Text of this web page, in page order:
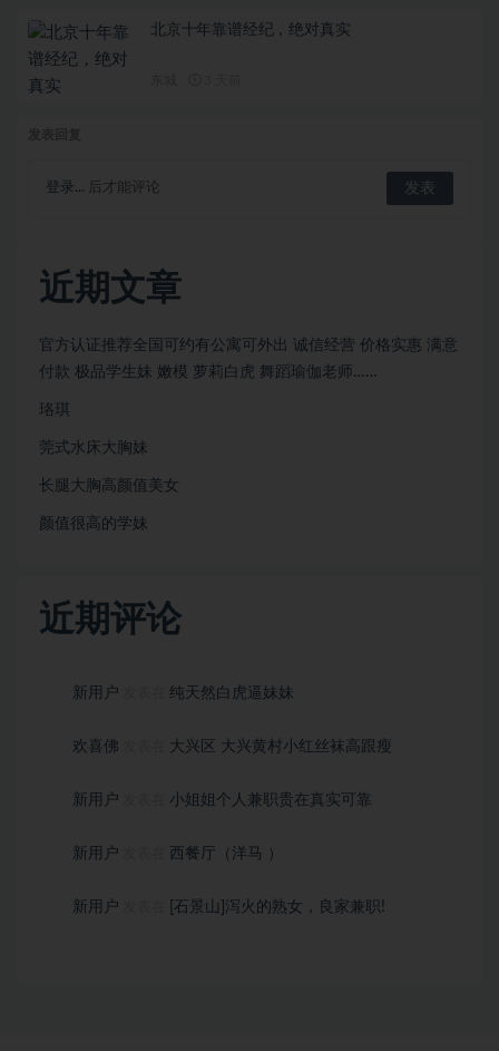
北京十年靠谱经纪，绝对真实
登录... 后才能评论
近期文章
官方认证推荐全国可约有公寓可外出 诚信经营 价格实惠 满意
付款 极品学生妹 嫩模 萝莉白虎 舞蹈瑜伽老师……
珞琪
莞式水床大胸妹
长腿大胸高颜值美女
颜值很⾼的学妹
近期评论
新用户 纯天然白虎逼妹妹
欢喜佛 大兴区 大兴黄村小红丝袜高跟瘦
新用户 小姐姐个人兼职贵在真实可靠
新用户 西餐厅（洋马 ）
新用户 [石景山]泻火的熟女，良家兼职!